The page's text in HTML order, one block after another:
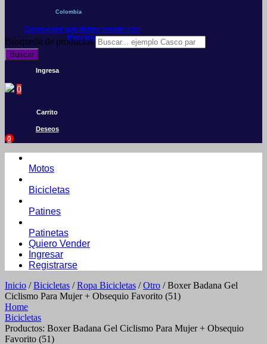
Colombia
Conoce por qué debes vender con
Mercleta
Búsqueda de productos
Buscar
Ingresa
0
Carrito
Deseos
0
Motos
Bicicletas
Patines
Patinetas
Quiero Vender
Ingresar
Registrarse
Inicio /Bicicletas /Ropa Bicicletas /Otro / Boxer Badana Gel
Ciclismo Para Mujer + Obsequio Favorito (51)
Home
Bicicletas
Productos: Boxer Badana Gel Ciclismo Para Mujer + Obsequio
Favorito (51)